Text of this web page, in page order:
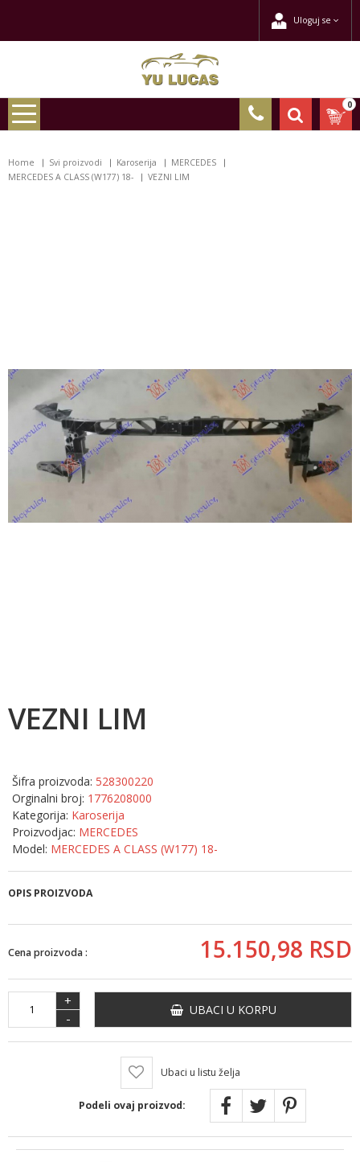
Uloguj se
0
Home Svi proizvodi Karoserija
MERCEDES
MERCEDES A CLASS (W177) 18-
VEZNI LIM
VEZNI LIM
Šifra proizvoda: 528300220
Orginalni broj: 1776208000
Kategorija: Karoserija
Proizvodjac: MERCEDES
Model: MERCEDES A CLASS (W177) 18-
OPIS PROIZVODA
Cena proizvoda : 15.150,98 RSD
+
-
UBACI U KORPU
Ubaci u listu želja
Podeli ovaj proizvod: